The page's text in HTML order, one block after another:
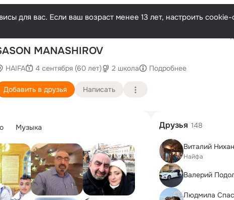
для вас. Если ваш возраст менее 13 лет, настроить
MANASHIROV
HAIFA 4 сентября (60 лет) 2 школа Подробнее
Добавить в друзья Написать
Музыка Друзья 148
Виталий
Найфа
Валерий